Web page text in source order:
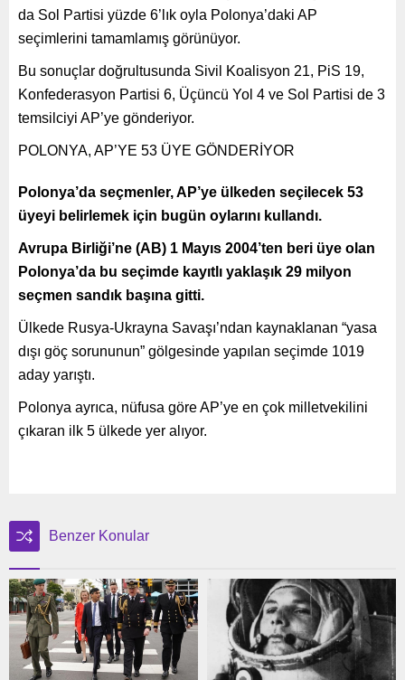
da Sol Partisi yüzde 6’lık oyla Polonya’daki AP
seçimlerini tamamlamış görünüyor.
Bu sonuçlar doğrultusunda Sivil Koalisyon 21, PiS 19,
Konfederasyon Partisi 6, Üçüncü Yol 4 ve Sol Partisi de 3
temsilciyi AP’ye gönderiyor.
POLONYA, AP’YE 53 ÜYE GÖNDERİYOR
Polonya’da seçmenler, AP’ye ülkeden seçilecek 53
üyeyi belirlemek için bugün oylarını kullandı.
Avrupa Birliği’ne (AB) 1 Mayıs 2004’ten beri üye olan
Polonya’da bu seçimde kayıtlı yaklaşık 29 milyon
seçmen sandık başına gitti.
Ülkede Rusya-Ukrayna Savaşı’ndan kaynaklanan “yasa
dışı göç sorununun” gölgesinde yapılan seçimde 1019
aday yarıştı.
Polonya ayrıca, nüfusa göre AP’ye en çok milletvekilini
çıkaran ilk 5 ülkede yer alıyor.
Benzer Konular